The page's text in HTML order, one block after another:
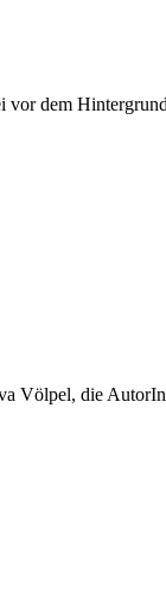
vor dem
Völpel, die